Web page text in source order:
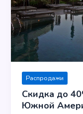
Распродажи
Скидка до
Южной